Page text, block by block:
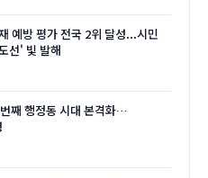
예방 평가 전국 2위 달성...시민
선' 빛 발해
째 행정동 시대 본격화…